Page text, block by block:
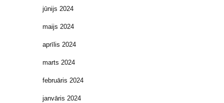
jūnijs 2024
maijs 2024
aprīlis 2024
marts 2024
februāris 2024
janvāris 2024